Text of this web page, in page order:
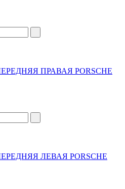
ПРАВАЯ PORSCHE
ЛЕВАЯ PORSCHE